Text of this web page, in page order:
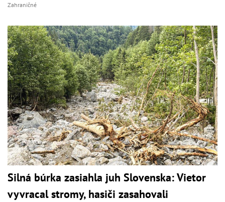
Zahraničné
Silná búrka zasiahla juh Slovenska: Vietor
vyvracal stromy, hasiči zasahovali